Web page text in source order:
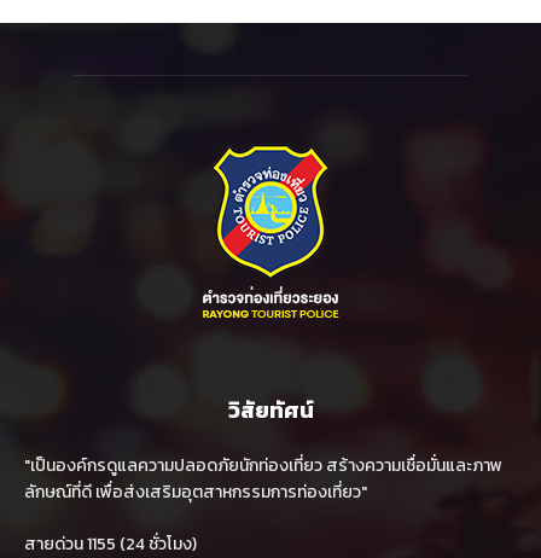
วิสัยทัศน์
"เป็นองค์กรดูแลความปลอดภัยนักท่องเที่ยว สร้างความเชื่อมั่นและภาพ
ลักษณ์ที่ดี เพื่อส่งเสริมอุตสาหกรรมการท่องเที่ยว"
สายด่วน 1155 (24 ชั่วโมง)